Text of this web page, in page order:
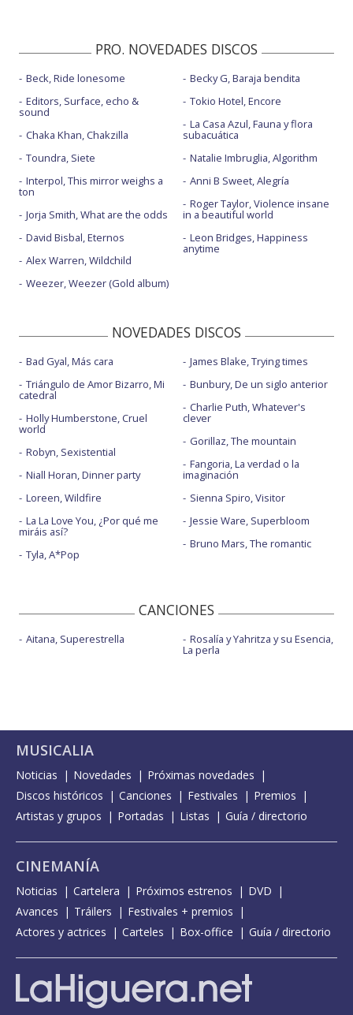
PRO. NOVEDADES DISCOS
Beck, Ride lonesome
Editors, Surface, echo &
sound
Chaka Khan, Chakzilla
Toundra, Siete
Interpol, This mirror weighs a
ton
Jorja Smith, What are the odds
David Bisbal, Eternos
Alex Warren, Wildchild
Weezer, Weezer (Gold album)
Becky G, Baraja bendita
Tokio Hotel, Encore
La Casa Azul, Fauna y flora
subacuática
Natalie Imbruglia, Algorithm
Anni B Sweet, Alegría
Roger Taylor, Violence insane
in a beautiful world
Leon Bridges, Happiness
anytime
NOVEDADES DISCOS
Bad Gyal, Más cara
Triángulo de Amor Bizarro, Mi
catedral
Holly Humberstone, Cruel
world
Robyn, Sexistential
Niall Horan, Dinner party
Loreen, Wildfire
La La Love You, ¿Por qué me
miráis así?
Tyla, A*Pop
James Blake, Trying times
Bunbury, De un siglo anterior
Charlie Puth, Whatever's
clever
Gorillaz, The mountain
Fangoria, La verdad o la
imaginación
Sienna Spiro, Visitor
Jessie Ware, Superbloom
Bruno Mars, The romantic
CANCIONES
Aitana, Superestrella Rosalía y Yahritza y su Esencia,
La perla
MUSICALIA
Noticias Novedades
Próximas novedades
Discos históricos
Canciones Festivales
Premios
Artistas y grupos
Portadas Listas Guía / directorio
CINEMANÍA
Noticias Cartelera Próximos estrenos
DVD
Avances
Tráilers
Festivales + premios
Actores y actrices
Carteles Box-office Guía / directorio